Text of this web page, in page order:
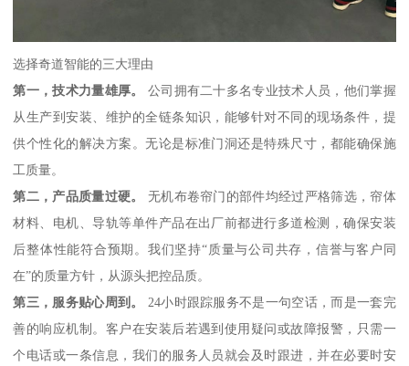
选择奇道智能的三大理由
第一，技术力量雄厚。
公司拥有二十多名专业技术人员，他们掌握
从生产到安装、维护的全链条知识，能够针对不同的现场条件，提
供个性化的解决方案。无论是标准门洞还是特殊尺寸，都能确保施
工质量。
第二，产品质量过硬。
无机布卷帘门的部件均经过严格筛选，帘体
材料、电机、导轨等单件产品在出厂前都进行多道检测，确保安装
后整体性能符合预期。我们坚持“质量与公司共存，信誉与客户同
在”的质量方针，从源头把控品质。
第三，服务贴心周到。
24小时跟踪服务不是一句空话，而是一套完
善的响应机制。客户在安装后若遇到使用疑问或故障报警，只需一
个电话或一条信息，我们的服务人员就会及时跟进，并在必要时安